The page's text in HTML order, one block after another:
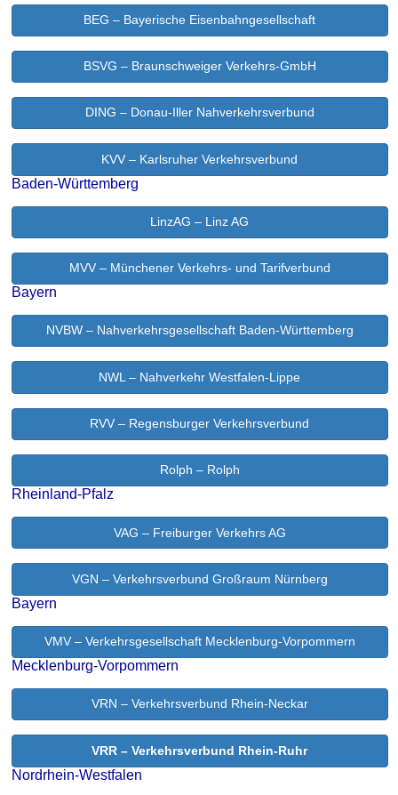
BEG – Bayerische Eisenbahngesellschaft
BSVG – Braunschweiger Verkehrs-GmbH
DING – Donau-Iller Nahverkehrsverbund
KVV – Karlsruher Verkehrsverbund
Baden-Württemberg
LinzAG – Linz AG
MVV – Münchener Verkehrs- und Tarifverbund
Bayern
NVBW – Nahverkehrsgesellschaft Baden-Württemberg
NWL – Nahverkehr Westfalen-Lippe
RVV – Regensburger Verkehrsverbund
Rolph – Rolph
Rheinland-Pfalz
VAG – Freiburger Verkehrs AG
VGN – Verkehrsverbund Großraum Nürnberg
Bayern
VMV – Verkehrsgesellschaft Mecklenburg-Vorpommern
Mecklenburg-Vorpommern
VRN – Verkehrsverbund Rhein-Neckar
VRR – Verkehrsverbund Rhein-Ruhr
Nordrhein-Westfalen